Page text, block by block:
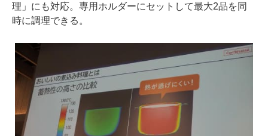
理」にも対応。専用ホルダーにセットして最大2品を同
時に調理できる。